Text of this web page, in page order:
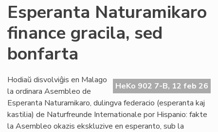
Esperanta Naturamikaro
finance gracila, sed
bonfarta
HeKo 902 7-B, 12 feb 26
Hodiaŭ disvolviĝis en Malago
la ordinara Asembleo de
Esperanta Naturamikaro, dulingva federacio (esperanta kaj
kastilia) de Naturfreunde Internationale por Hispanio: fakte
la Asembleo okazis ekskluzive en esperanto, sub la